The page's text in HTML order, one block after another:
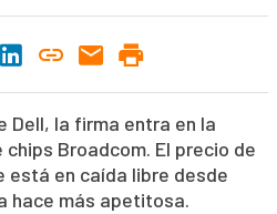
Dell, la firma entra en la
Broadcom. El precio de
está en caída libre desde
hace más apetitosa.